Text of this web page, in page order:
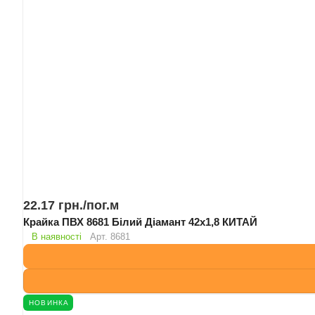
22.17 грн./пог.м
Крайка ПВХ 8681 Білий Діамант 42х1,8 КИТАЙ
В наявності Арт. 8681
НОВИНКА